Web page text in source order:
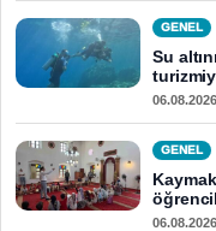
GENEL
Su
06.08.2026
GENEL
06.08.2026